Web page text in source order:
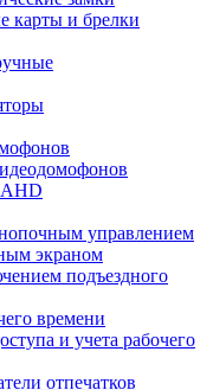
карты и брелки
управлением
экраном
подъездного
времени
и учета рабочего
отпечатков